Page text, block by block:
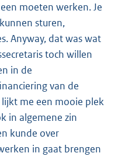
moeten werken. Je
sturen,
Anyway, dat was wat
toch willen
in de
van de
me een mooie plek
in algemene zin
kunde over
in gaat brengen